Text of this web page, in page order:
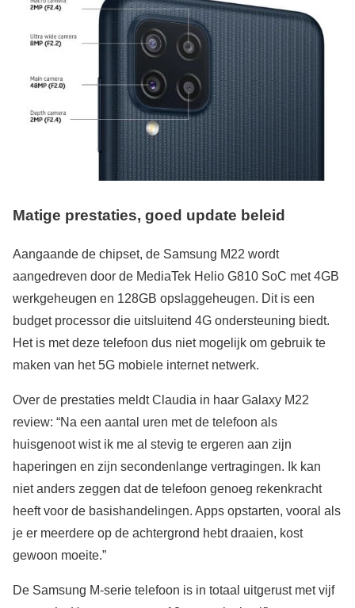
Matige prestaties, goed update beleid
Aangaande de chipset, de Samsung M22 wordt
aangedreven door de MediaTek Helio G810 SoC met 4GB
werkgeheugen en 128GB opslaggeheugen. Dit is een
budget processor die uitsluitend 4G ondersteuning biedt.
Het is met deze telefoon dus niet mogelijk om gebruik te
maken van het 5G mobiele internet netwerk.
Over de prestaties meldt Claudia in haar Galaxy M22
review: “Na een aantal uren met de telefoon als
huisgenoot wist ik me al stevig te ergeren aan zijn
haperingen en zijn secondenlange vertragingen. Ik kan
niet anders zeggen dat de telefoon genoeg rekenkracht
heeft voor de basishandelingen. Apps opstarten, vooral als
je er meerdere op de achtergrond hebt draaien, kost
gewoon moeite.”
De Samsung M-serie telefoon is in totaal uitgerust met vijf